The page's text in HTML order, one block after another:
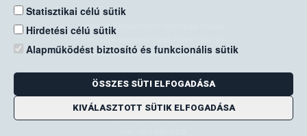
Statisztikai célú sütik
Hirdetési célú sütik
Alapműködést biztosító és funkcionális sütik
ÖSSZES SÜTI ELFOGADÁSA
KIVÁLASZTOTT SÜTIK ELFOGADÁSA
Nemzeti Élelmiszerlánc-biztonsági Hivatal
Levelezési cím: 1525 Budapest. Pf. 30.
E-mail:ugyfelszolgalat@nebih.gov.hu
Zöld szám: 06-80/263-244
Telefon: 06-1/ 336-9000